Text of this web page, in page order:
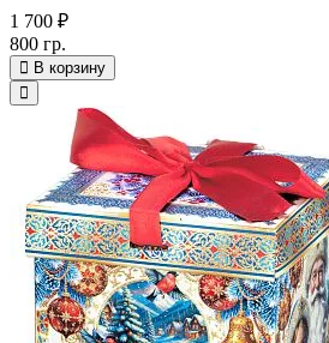
1 700 ₽
800 гр.
В корзину